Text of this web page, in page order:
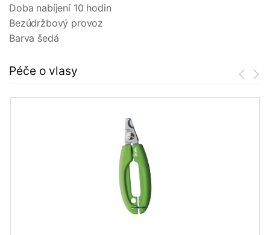
Doba nabíjení 10 hodin
Bezúdržbový provoz
Barva šedá
Péče o vlasy